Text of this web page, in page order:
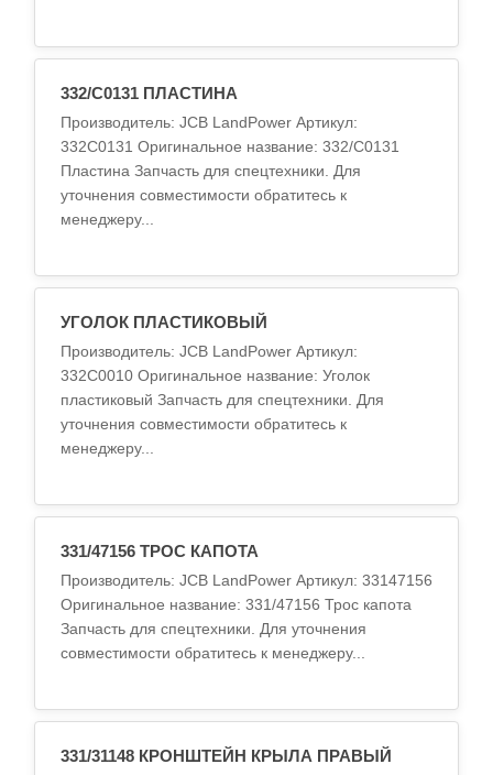
332/C0131 ПЛАСТИНА
Производитель: JCB LandPower Артикул:
332C0131 Оригинальное название: 332/C0131
Пластина Запчасть для спецтехники. Для
уточнения совместимости обратитесь к
менеджеру...
УГОЛОК ПЛАСТИКОВЫЙ
Производитель: JCB LandPower Артикул:
332C0010 Оригинальное название: Уголок
пластиковый Запчасть для спецтехники. Для
уточнения совместимости обратитесь к
менеджеру...
331/47156 ТРОС КАПОТА
Производитель: JCB LandPower Артикул: 33147156
Оригинальное название: 331/47156 Трос капота
Запчасть для спецтехники. Для уточнения
совместимости обратитесь к менеджеру...
331/31148 КРОНШТЕЙН КРЫЛА ПРАВЫЙ